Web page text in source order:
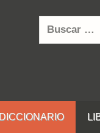
Buscar:
DICCIONARIO